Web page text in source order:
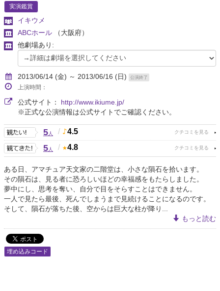
実演鑑賞
イキウメ
ABCホール
（大阪府）
他劇場あり:
2013/06/14 (金) ～ 2013/06/16 (日) 公演終了
上演時間：
公式サイト： http://www.ikiume.jp/
※正式な公演情報は公式サイトでご確認ください。
5人 / 4.5
5人 / 4.8
ある日、アマチュア天文家の二階堂は、小さな隕石を拾います。
その隕石は、見る者に恐ろしいほどの幸福感をもたらしました。
夢中にし、思考を奪い、自分で目をそらすことはできません。
一人で見たら最後、死んでしまうまで見続けることになるのです。
そして、隕石が落ちた後、空からは巨大な柱が降り...
もっと読む
埋め込みコード